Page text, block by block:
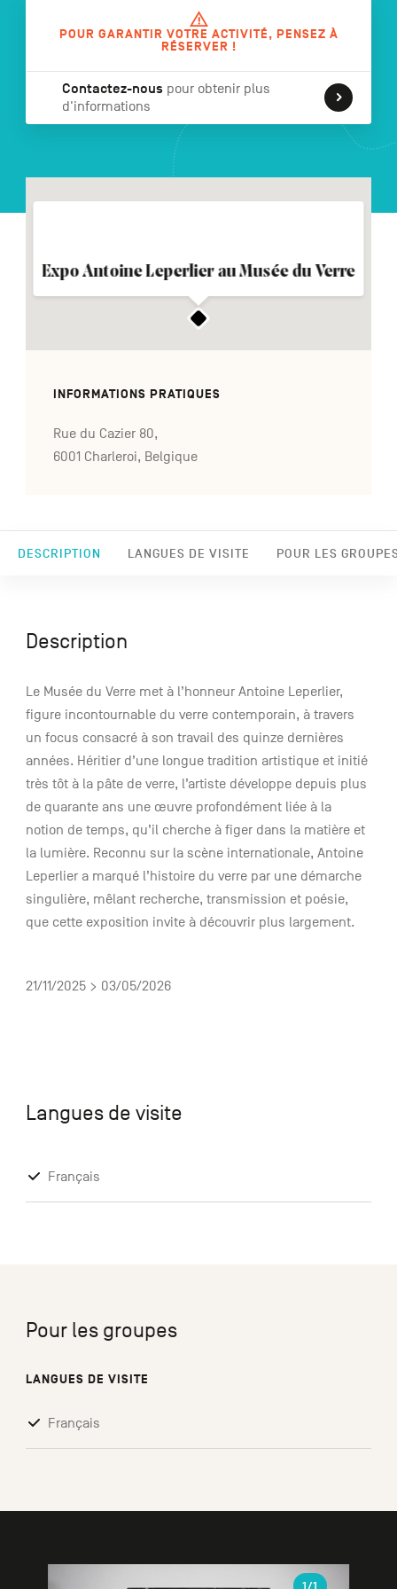
NL DE EN
secondaire
POUR GARANTIR VOTRE ACTIVITÉ, PENSEZ À
RÉSERVER !
Contactez-nous pour obtenir plus
d'informations
DESCRIPTION LANGUES DE VISITE POUR LES
Expo Antoine Leperlier au Musée du Verre
INFORMATIONS PRATIQUES
Rue du Cazier 80,
6001 Charleroi, Belgique
Description
Le Musée du Verre met à l’honneur Antoine Leperlier,
figure incontournable du verre contemporain, à travers
un focus consacré à son travail des quinze dernières
années. Héritier d’une longue tradition artistique et initié
très tôt à la pâte de verre, l’artiste développe depuis plus
de quarante ans une œuvre profondément liée à la
notion de temps, qu’il cherche à figer dans la matière et
la lumière. Reconnu sur la scène internationale, Antoine
Leperlier a marqué l’histoire du verre par une démarche
singulière, mêlant recherche, transmission et poésie,
que cette exposition invite à découvrir plus largement.
21/11/2025 > 03/05/2026
Langues de visite
Français
Pour les groupes
LANGUES DE VISITE
Français